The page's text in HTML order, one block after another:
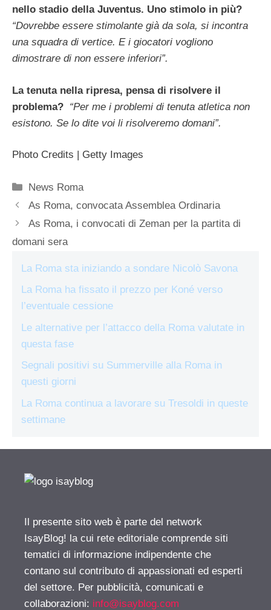
nello stadio della Juventus. Uno stimolo in più?
“Dovrebbe essere stimolante già da sola, si incontra
una squadra di vertice. E i giocatori vogliono
dimostrare di non essere inferiori”.
La tenuta nella ripresa, pensa di risolvere il
problema? “Per me i problemi di tenuta atletica non
esistono. Se lo dite voi li risolveremo domani”.
Photo Credits | Getty Images
Categorie
News Roma
As Roma, convocata Assemblea Ordinaria
As Roma, i convocati di Zeman per la partita di
domani sera
La Roma sta iniziando a sondare Nicolò Savona
La Roma ha fissato il prezzo per Koné verso
l’eventuale cessione
Le alternative per l’attacco della Roma valutate in
questa fase
Segnali positivi su Summerville alla Roma in
questi giorni
La Roma continua a lavorare su Tresoldi in queste
settimane
Il presente sito web è parte del network
IsayBlog! la cui rete editoriale comprende siti
tematici di informazione indipendente che
contano sul contributo di appassionati ed esperti
del settore. Per pubblicità, comunicati e
collaborazioni: info@isayblog.com